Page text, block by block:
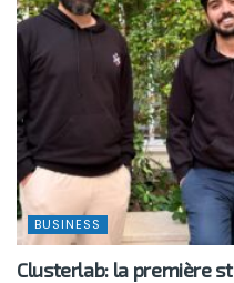
BUSINESS
Clusterlab: la première